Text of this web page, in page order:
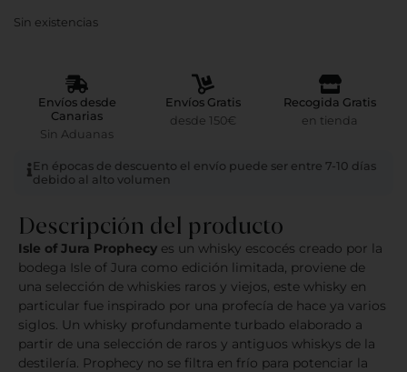
Sin existencias
Envíos desde
Canarias
Sin Aduanas
Envíos Gratis
desde 150€
Recogida Gratis
en tienda
En épocas de descuento el envío puede ser entre 7-10 días
debido al alto volumen
Descripción del producto
Isle of Jura Prophecy es un whisky escocés creado por la
bodega Isle of Jura como edición limitada, proviene de
una selección de whiskies raros y viejos, este whisky en
particular fue inspirado por una profecía de hace ya varios
siglos. Un whisky profundamente turbado elaborado a
partir de una selección de raros y antiguos whiskys de la
destilería. Prophecy no se filtra en frío para potenciar la